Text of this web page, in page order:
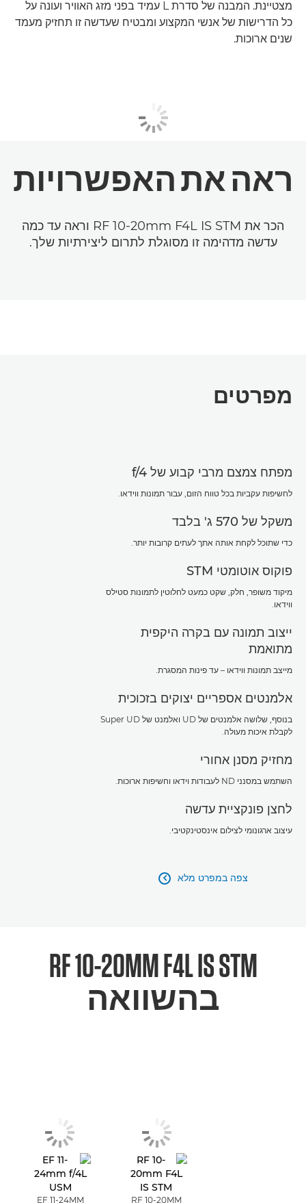
מצטיינת. המבנה של סדרת L עמיד בפני מזג האוויר ועונה על
כל הדרישות של אנשי המקצוע ומבטיח שעדשה זו תחזיק מעמד
שנים ארוכות.
ראהאת האפשרויות
הכר את RF 10-20mm F4L IS STM וראה עד כמה
עדשה מדהימה זו מסוגלת לתרום ליצירתיות שלך.
מפרטים
מפתח צמצם מרבי קבוע של f/4
לחשיפות עקביות בכל טווח הזום, עבור תמונות ווידאו.
משקל של 570 ג' בלבד
כדי שתוכל לקחת אותה אתך לעתים קרובות יותר.
פוקוס אוטומטי STM
מיקוד משופר, חלק, שקט כמעט לחלוטין לתמונות סטילס
ווידאו.
ייצוב תמונה עם בקרה היקפית
מתואמת
מייצב תמונות ווידאו – עד פינות המסגרת.
אלמנטים אספריים יצוקים בזכוכית
בנוסף, שלושה אלמנטים של UD ואלמנט של Super UD
לקבלת איכות מעולה.
מחזיק מסנן אחורי
השתמש במסנני ND לעבודות וידאו וחשיפות ארוכות.
לחצן פונקציית עדשה
עיצוב ארגונומי לצילום אינסטינקטיבי.
צפה במפרט מלא 
RF 10-20MM F4L IS STM
בהשוואה
RF 10-20MM
EF 11-24MM